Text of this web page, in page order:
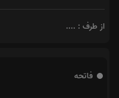
از طرف : ....
فاتحه